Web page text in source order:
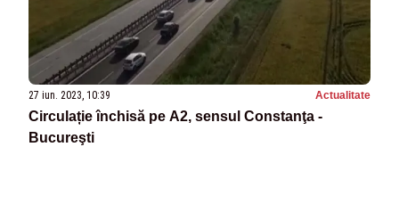
27 iun. 2023, 10:39 Actualitate
Circulație închisă pe A2, sensul Constanţa -
Bucureşti